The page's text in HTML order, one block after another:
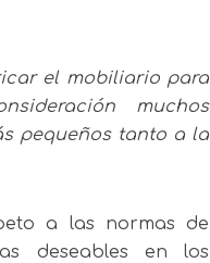
el mobiliario para
muchos
pequeños tanto a la
a las normas de
deseables en los